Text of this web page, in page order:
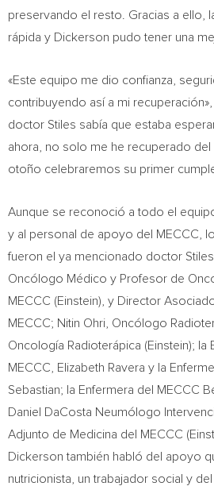
preservando el resto. Gracias a ello,
rápida y Dickerson pudo tener una
«Este equipo me dio confianza,
contribuyendo así a mi recuperación»,
doctor Stiles sabía que estaba
ahora, no solo me he recuperado del
otoño celebraremos su primer
Aunque se reconoció a todo el
y al personal de apoyo del MECCC,
fueron el ya mencionado doctor
Oncólogo Médico y Profesor de
MECCC (Einstein), y Director
MECCC; Nitin Ohri, Oncólogo
Oncología Radioterápica (Einstein); la
MECCC, Elizabeth Ravera y la
Sebastian; la Enfermera del MECCC
Daniel DaCosta Neumólogo
Adjunto de Medicina del MECCC
Dickerson también habló del apoyo
nutricionista, un trabajador social y